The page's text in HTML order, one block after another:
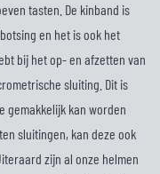
tasten. De kinband is
en het is ook het
bij het op- en afzetten van
sluiting. Dit is
gemakkelijk kan worden
sluitingen, kan deze ook
zijn al onze helmen